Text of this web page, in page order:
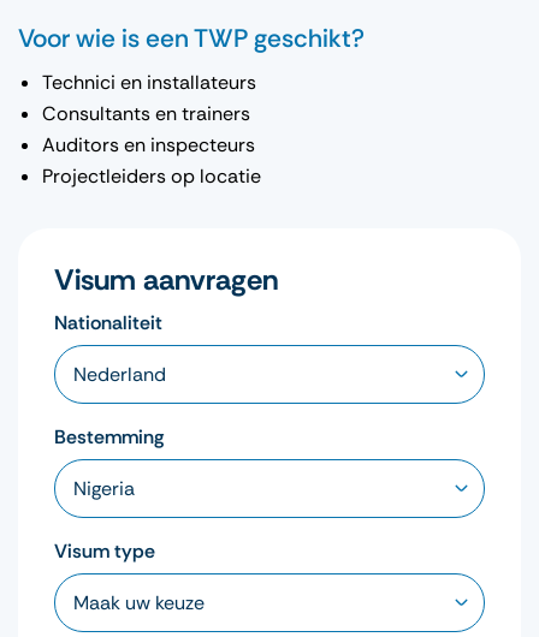
Voor wie is een TWP geschikt?
Technici en installateurs
Consultants en trainers
Auditors en inspecteurs
Projectleiders op locatie
Visum aanvragen
Nationaliteit
Bestemming
Visum type